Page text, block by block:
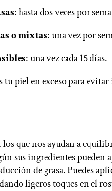
: hasta dos veces por
o mixtas: una vez por
: una vez cada 15 días.
tu piel en exceso para
que nos ayudan a
sus ingredientes
de grasa. Puedes
ligeros toques en el